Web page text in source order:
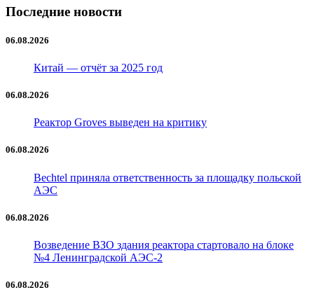
Последние новости
06.08.2026
Китай — отчёт за 2025 год
06.08.2026
Реактор Groves выведен на критику
06.08.2026
Bechtel приняла ответственность за площадку польской
АЭС
06.08.2026
Возведение ВЗО здания реактора стартовало на блоке
№4 Ленинградской АЭС-2
06.08.2026